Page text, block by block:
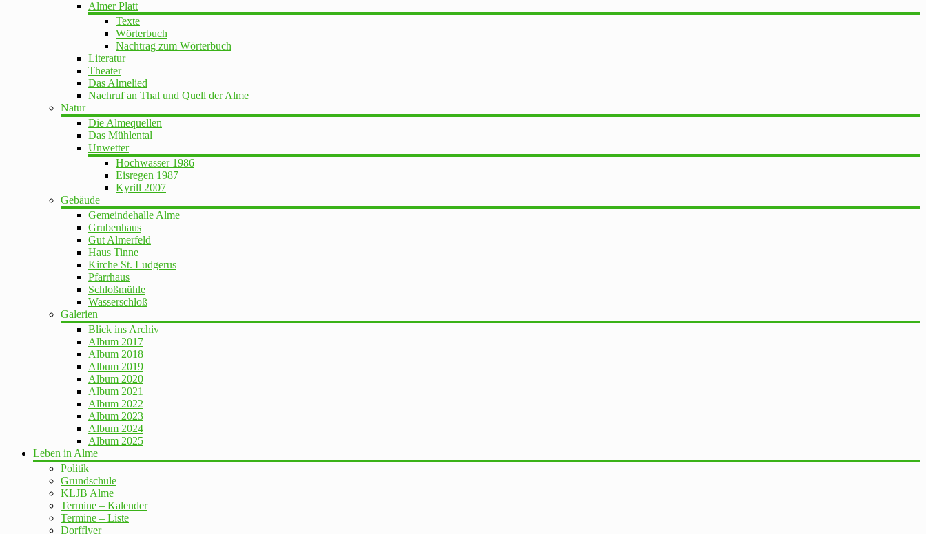
Almer Platt
Texte
Wörterbuch
Nachtrag zum Wörterbuch
Literatur
Theater
Das Almelied
Nachruf an Thal und Quell der Alme
Natur
Die Almequellen
Das Mühlental
Unwetter
Hochwasser 1986
Eisregen 1987
Kyrill 2007
Gebäude
Gemeindehalle Alme
Grubenhaus
Gut Almerfeld
Haus Tinne
Kirche St. Ludgerus
Pfarrhaus
Schloßmühle
Wasserschloß
Galerien
Blick ins Archiv
Album 2017
Album 2018
Album 2019
Album 2020
Album 2021
Album 2022
Album 2023
Album 2024
Album 2025
Leben in Alme
Politik
Grundschule
KLJB Alme
Termine – Kalender
Termine – Liste
Dorfflyer